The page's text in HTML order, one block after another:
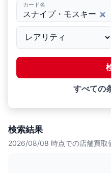
カード名
すべての
検索結果
2026/08/08 時点での店舗買取